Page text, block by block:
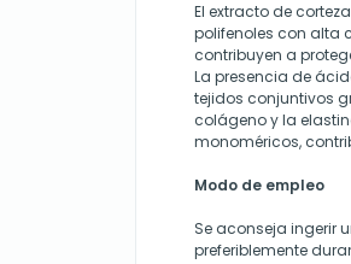
El extracto de
polifenoles con alta
contribuyen a
La presencia de
tejidos conjuntivos
colágeno y la
monoméricos,
Modo de empleo
Se aconseja ingerir
preferiblemente